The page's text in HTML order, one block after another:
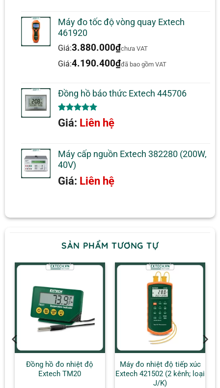
Máy đo tốc độ vòng quay Extech
461920
Giá:3.880.000₫chưa VAT
Giá:4.190.400₫đã bao gồm VAT
Đồng hồ báo thức Extech 445706
5.00trên 5
dựa trên
1
Giá: Liên hệ
Máy cấp nguồn Extech 382280 (200W,
40V)
Giá: Liên hệ
SẢN PHẨM TƯƠNG TỰ
Đồng hồ đo nhiệt độ
Extech TM20
Máy đo nhiệt độ tiếp xúc
Extech 421502 (2 kênh; loại
J/K)